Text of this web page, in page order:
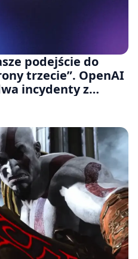
podejście do
trzecie”. OpenAI
incydenty z